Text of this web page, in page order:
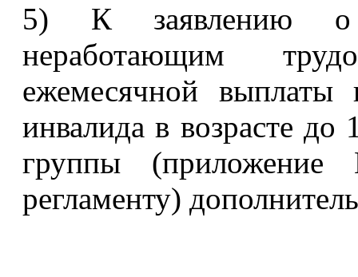
5) К заявлению о
неработающим
ежемесячной выплаты
инвалида в возрасте до
группы
регламенту)